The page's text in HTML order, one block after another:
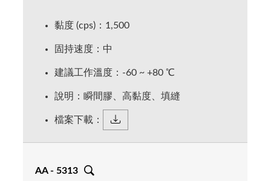
黏度 (cps)：1,500
固持速度：中
建議工作溫度：-60 ~ +80 ℃
說明：瞬間膠、高黏度、填縫
檔案下載：
AA - 5313